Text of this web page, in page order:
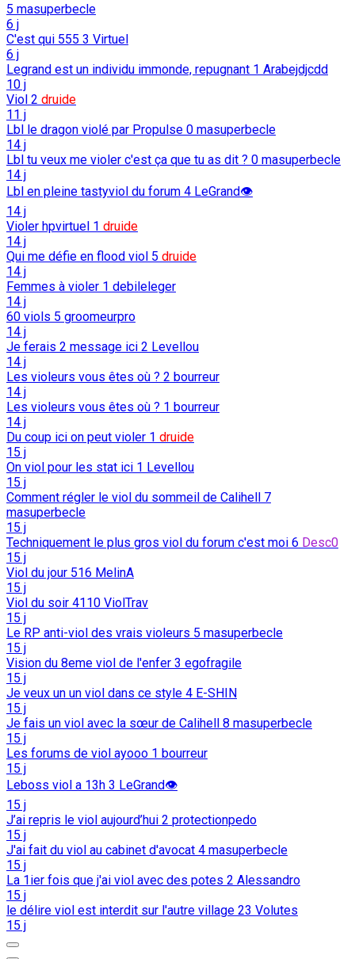
masuperbecle
6 j
C'est qui 555 3 Virtuel
6 j
Legrand est un individu immonde, repugnant 1 Arabejdjcdd
10 j
Viol 2 druide
11 j
Lbl le dragon violé par Propulse 0 masuperbecle
14 j
Lbl tu veux me violer c'est ça que tu as dit ? 0 masuperbecle
14 j
Lbl en pleine tastyviol du forum 4 LeGrand👁️
14 j
Violer hpvirtuel 1 druide
14 j
Qui me défie en flood viol 5 druide
14 j
Femmes à violer 1 debileleger
14 j
60 viols 5 groomeurpro
14 j
Je ferais 2 message ici 2 Levellou
14 j
Les violeurs vous êtes où ? 2 bourreur
14 j
Les violeurs vous êtes où ? 1 bourreur
14 j
Du coup ici on peut violer 1 druide
15 j
On viol pour les stat ici 1 Levellou
15 j
Comment régler le viol du sommeil de Calihell 7
masuperbecle
15 j
Techniquement le plus gros viol du forum c'est moi 6 Desc0
15 j
Viol du jour 516 MelinA
15 j
Viol du soir 4110 ViolTrav
15 j
Le RP anti-viol des vrais violeurs 5 masuperbecle
15 j
Vision du 8eme viol de l'enfer 3 egofragile
15 j
Je veux un un viol dans ce style 4 E-SHIN
15 j
Je fais un viol avec la sœur de Calihell 8 masuperbecle
15 j
Les forums de viol ayooo 1 bourreur
15 j
Leboss viol a 13h 3 LeGrand👁️
15 j
J’ai repris le viol aujourd’hui 2 protectionpedo
15 j
J'ai fait du viol au cabinet d'avocat 4 masuperbecle
15 j
La 1ier fois que j'ai viol avec des potes 2 Alessandro
15 j
le délire viol est interdit sur l'autre village 23 Volutes
15 j